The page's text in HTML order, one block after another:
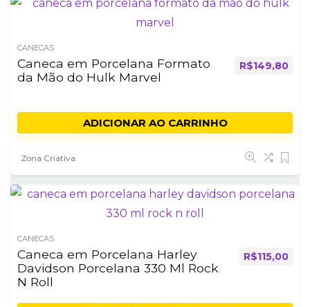
CANECAS
Caneca em Porcelana Formato
da Mão do Hulk Marvel
R$149,80
ADICIONAR AO CARRINHO
Zona Criativa
CANECAS
Caneca em Porcelana Harley
Davidson Porcelana 330 Ml Rock
N Roll
R$115,00